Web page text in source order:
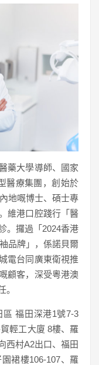
大學導師、國家
醫療集團，創始於
地嘅博士、碩士專
維港口腔踐行「醫
。攞過「2024香港
品牌」，係諾貝爾
電台同廣東衛視推
顧客，深受粵港澳
。
福田深港1號7-3
輕工大廈 8樓、羅
西村A2出口、福田
裙樓106-107、羅